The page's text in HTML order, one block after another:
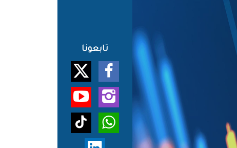
تابعونا